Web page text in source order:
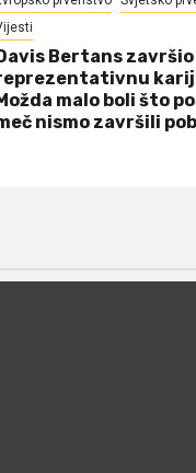
Bertans završio
malo boli što
nismo završili